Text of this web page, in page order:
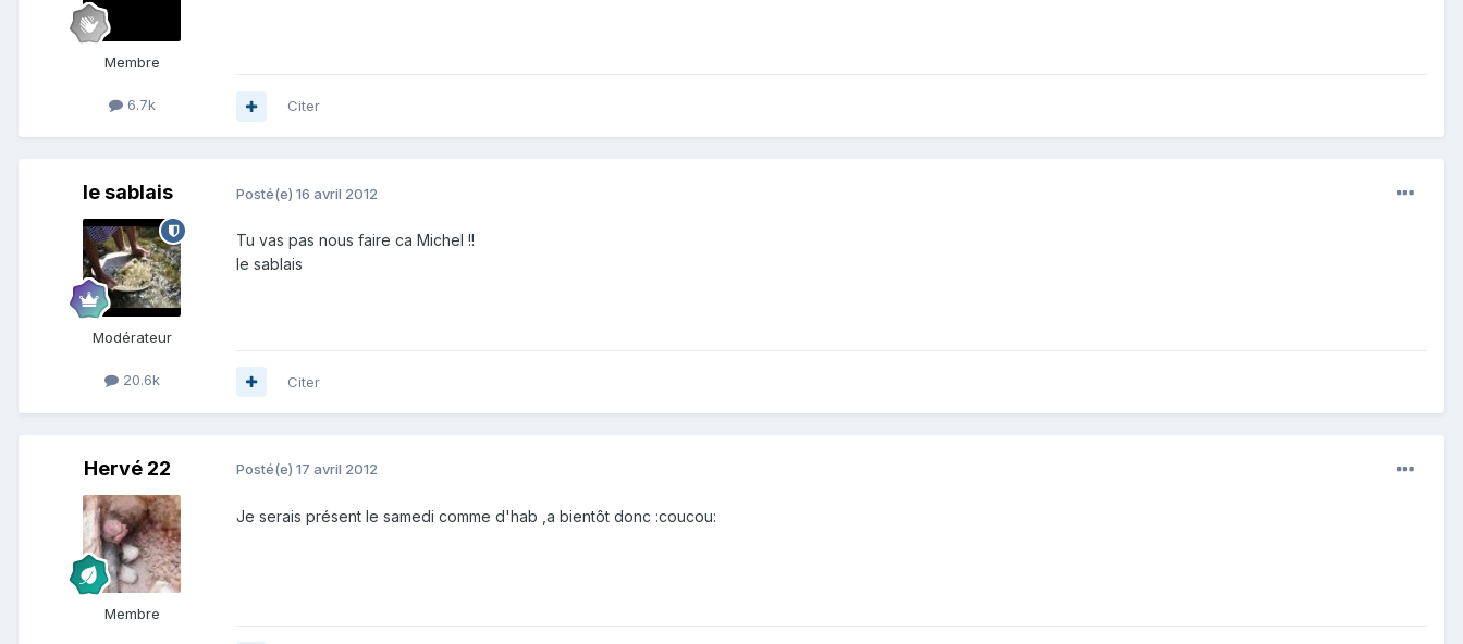
Membre
6.7k Citer
le sablais
Modérateur
20.6k
Posté(e) 16 avril 2012
Tu vas pas nous faire ca Michel !!
le sablais
Citer
Hervé 22
Membre
Posté(e) 17 avril 2012
Je serais présent le samedi comme d'hab ,a bientôt donc :coucou: